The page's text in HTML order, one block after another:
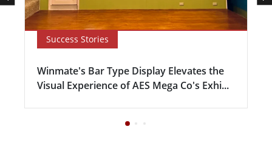
Success Stories
Winmate's Bar Type Display Elevates the
Visual Experience of AES Mega Co's Exhi...